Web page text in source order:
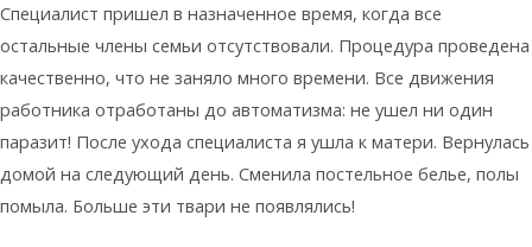
Специалист пришел в назначенное время, когда все
остальные члены семьи отсутствовали. Процедура проведена
качественно, что не заняло много времени. Все движения
работника отработаны до автоматизма: не ушел ни один
паразит! После ухода специалиста я ушла к матери. Вернулась
домой на следующий день. Сменила постельное белье, полы
помыла. Больше эти твари не появлялись!